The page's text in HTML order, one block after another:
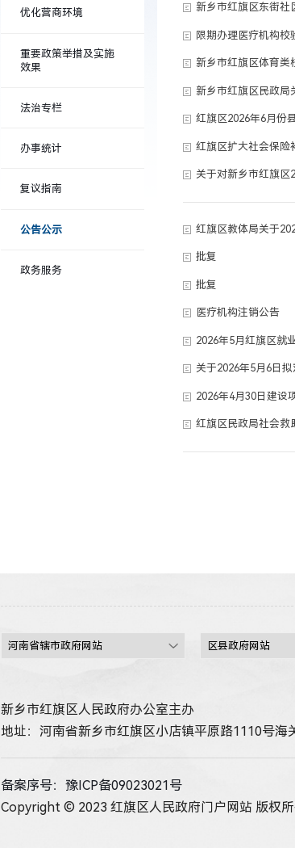
优化营商环境
重要政策举措及实施
效果
法治专栏
办事统计
复议指南
公告公示
政务服务
新乡市红旗区东街社
限期办理医疗机构校
新乡市红旗区体育类
红旗区2026年6月份
红旗区扩大社会保险
关于对新乡市红旗区
红旗区教体局关于
批复
批复
医疗机构注销公告
2026年5月红旗区就
关于2026年5月6日
2026年4月30日建设
红旗区民政局社会救
新乡市红旗区人民政府办公室主办
地址：河南省新乡市红旗区小店镇平原路1110号海
备案序号：豫ICP备09023021号
Copyright © 2023 红旗区人民政府门户网站 版权